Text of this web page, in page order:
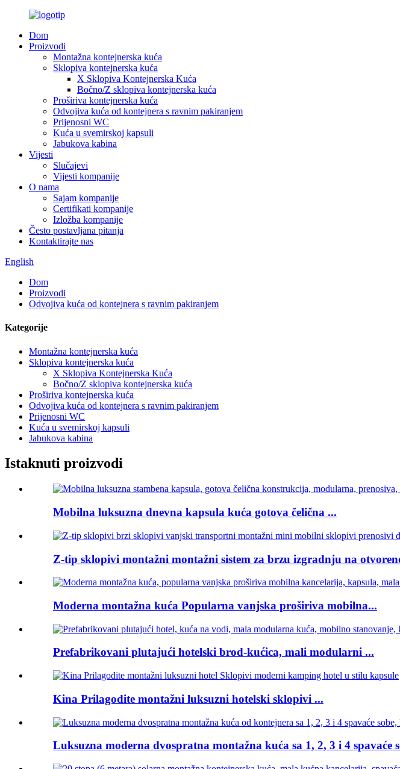
Dom
Proizvodi
Montažna kontejnerska kuća
Sklopiva kontejnerska kuća
X Sklopiva Kontejnerska Kuća
Bočno/Z sklopiva kontejnerska kuća
Proširiva kontejnerska kuća
Odvojiva kuća od kontejnera s ravnim pakiranjem
Prijenosni WC
Kuća u svemirskoj kapsuli
Jabukova kabina
Vijesti
Slučajevi
Vijesti kompanije
O nama
Sajam kompanije
Certifikati kompanije
Izložba kompanije
Često postavljana pitanja
Kontaktirajte nas
English
Dom
Proizvodi
Odvojiva kuća od kontejnera s ravnim pakiranjem
Kategorije
Montažna kontejnerska kuća
Sklopiva kontejnerska kuća
X Sklopiva Kontejnerska Kuća
Bočno/Z sklopiva kontejnerska kuća
Proširiva kontejnerska kuća
Odvojiva kuća od kontejnera s ravnim pakiranjem
Prijenosni WC
Kuća u svemirskoj kapsuli
Jabukova kabina
Istaknuti proizvodi
Mobilna luksuzna dnevna kapsula kuća gotova čelična ...
Z-tip sklopivi montažni montažni sistem za brzu izgradnju na
Moderna montažna kuća Popularna vanjska proširiva mobilna...
Prefabrikovani plutajući hotelski brod-kućica, mali modularni ...
Kina Prilagodite montažni luksuzni hotelski sklopivi ...
Luksuzna moderna dvospratna montažna kuća sa 1, 2, 3 i 4 spavaće